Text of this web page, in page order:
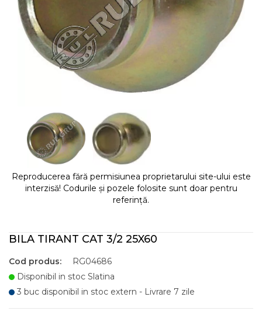
Reproducerea fără permisiunea proprietarului site-ului este
interzisă! Codurile și pozele folosite sunt doar pentru
referință.
BILA TIRANT CAT 3/2 25X60
Cod produs:
RG04686
Disponibil in stoc Slatina
3 buc disponibil in stoc extern - Livrare 7 zile